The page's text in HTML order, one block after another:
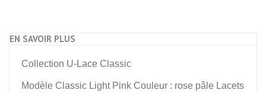
EN SAVOIR PLUS
Collection U-Lace Classic
Modèle Classic Light Pink Couleur : rose pâle Lacets